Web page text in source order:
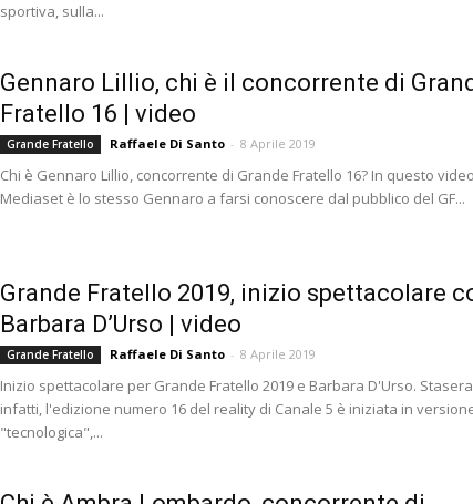
sportiva, sulla...
Gennaro Lillio, chi è il concorrente di
Fratello 16 | video
Grande Fratello Raffaele Di Santo - 8 Aprile 2019
Chi è Gennaro Lillio, concorrente di Grande Fratello 16? In questo video
Mediaset è lo stesso Gennaro a farsi conoscere dal pubblico del GF...
Grande Fratello 2019, inizio spettacolare
Barbara D’Urso | video
Grande Fratello Raffaele Di Santo - 8 Aprile 2019
Inizio spettacolare per Grande Fratello 2019 e Barbara D'Urso.
infatti, l'edizione numero 16 del reality di Canale 5 è iniziata in
"tecnologica",...